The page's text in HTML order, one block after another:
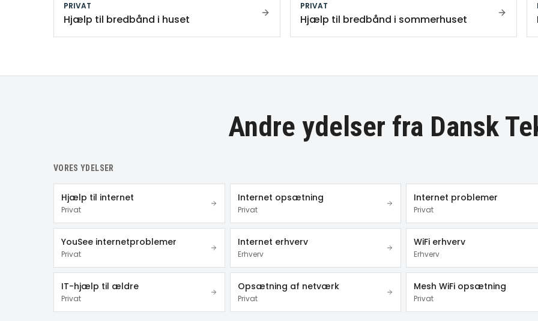
PRIVAT
Hjælp til bredbånd i huset
PRIVAT
Hjælp til bredbånd i sommerhuset
Andre ydelser fra Dansk
VORES YDELSER
Hjælp til internet
Privat
Internet opsætning
Privat
Internet problemer
Privat
YouSee internetproblemer
Privat
Internet erhverv
Erhverv
WiFi erhverv
Erhverv
IT-hjælp til ældre
Privat
Opsætning af netværk
Privat
Mesh WiFi opsætning
Privat